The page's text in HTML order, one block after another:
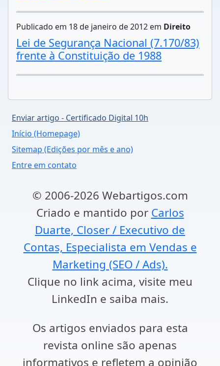
Publicado em 18 de janeiro de 2012 em Direito
Lei de Segurança Nacional (7.170/83)
frente à Constituição de 1988
Enviar artigo - Certificado Digital 10h
Início (Homepage)
Sitemap (Edições por mês e ano)
Entre em contato
© 2006-2026 Webartigos.com
Criado e mantido por Carlos
Duarte, Closer / Executivo de
Contas, Especialista em Vendas e
Marketing (SEO / Ads).
Clique no link acima, visite meu
LinkedIn e saiba mais.
Os artigos enviados para esta
revista online são apenas
informativos e refletem a opinião